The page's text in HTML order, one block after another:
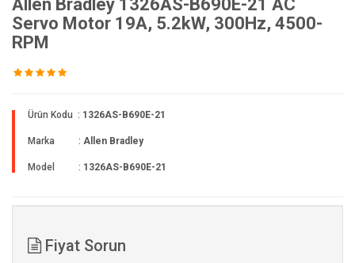
Allen Bradley 1326AS-B690E-21 AC
Servo Motor 19A, 5.2kW, 300Hz, 4500-
RPM
Ürün Kodu : 1326AS-B690E-21
Marka : Allen Bradley
Model : 1326AS-B690E-21
Fiyat Sorun